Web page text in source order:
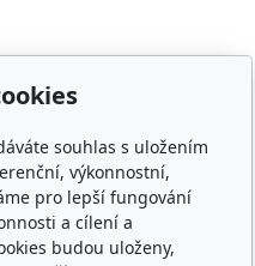
souhlas s uložením
výkonnostní,
pro lepší fungování
a cílení a
budou uloženy,